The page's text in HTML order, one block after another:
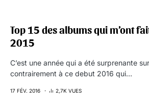
Top 15 des albums qui m’ont
2015
C’est une année qui a été surprenante
contrairement à ce debut 2016 qui…
17 FÉV. 2016 2,7K VUES